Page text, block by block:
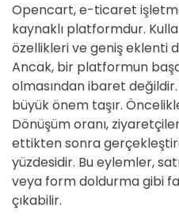
Opencart, e-ticaret
kaynaklı platformdur.
özellikleri ve geniş eklenti
Ancak, bir platformun
olmasından ibaret
büyük önem taşır.
Dönüşüm oranı,
ettikten sonra
yüzdesidir. Bu eylemler,
veya form doldurma gibi
çıkabilir.